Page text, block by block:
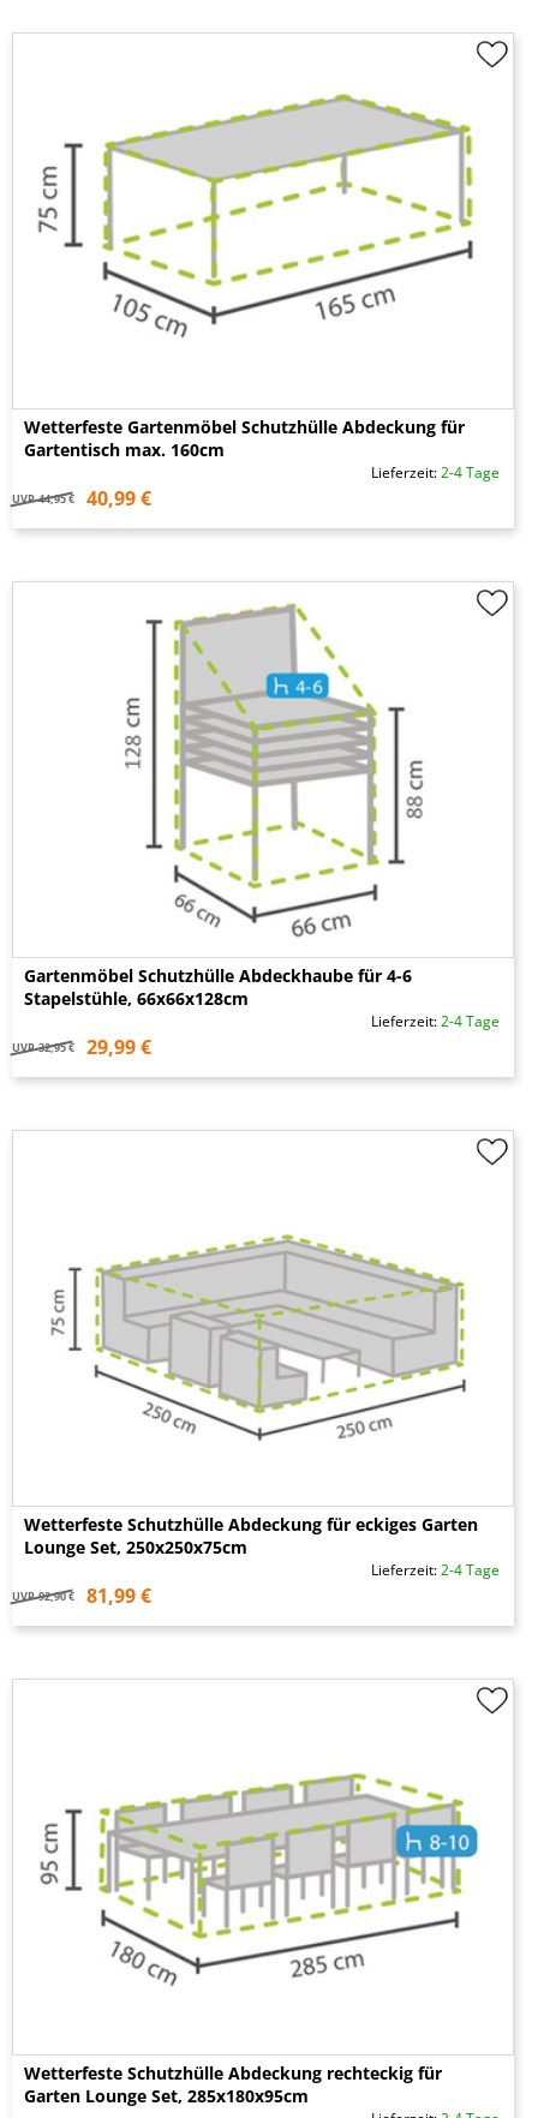
Wetterfeste Gartenmöbel Schutzhülle Abdeckung für
Gartentisch max. 160cm
Lieferzeit:2-4 Tage
UVP 44,95 € 40,99 €
Gartenmöbel Schutzhülle Abdeckhaube für 4-6
Stapelstühle, 66x66x128cm
Lieferzeit:2-4 Tage
UVP 32,95 € 29,99 €
Wetterfeste Schutzhülle Abdeckung für eckiges Garten
Lounge Set, 250x250x75cm
Lieferzeit:2-4 Tage
UVP 92,90 € 81,99 €
Wetterfeste Schutzhülle Abdeckung rechteckig für
Garten Lounge Set, 285x180x95cm